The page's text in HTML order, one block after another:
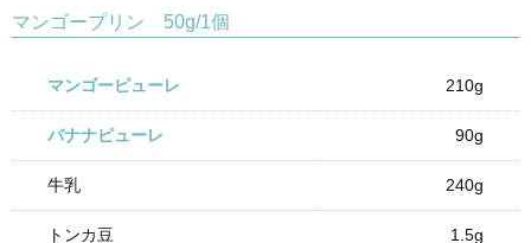
マンゴープリン 50g/1個
マンゴーピューレ 210g
バナナピューレ 90g
牛乳 240g
トンカ豆 1.5g